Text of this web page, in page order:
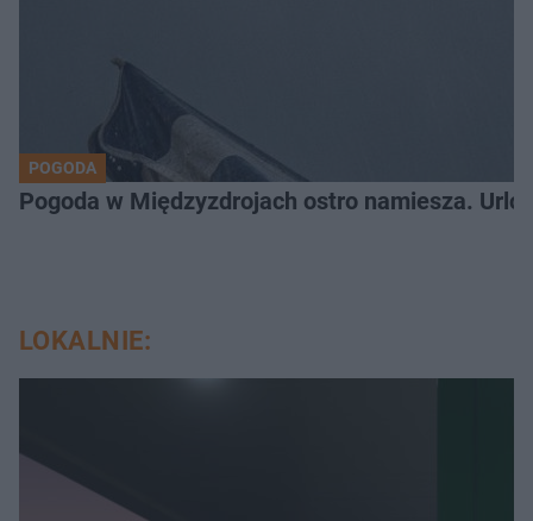
POGODA
Pogoda w Międzyzdrojach ostro namiesza.
LOKALNIE: